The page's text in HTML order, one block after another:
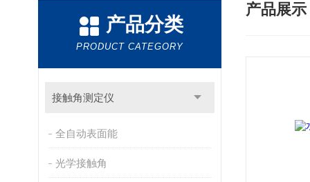
产品分类
PRODUCT CATEGORY
接触角测定仪
全自动表面能
光学接触角
产品展示